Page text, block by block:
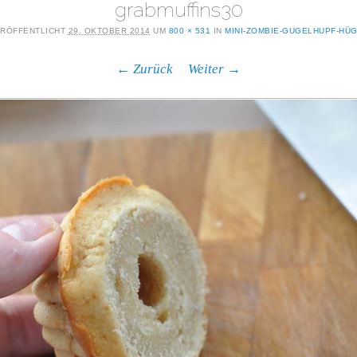
grabmuffins30
29. OKTOBER 2014 UM 800 × 531 INMINI-ZOMBIE-GUGELHUPF-
← Zurück Weiter →